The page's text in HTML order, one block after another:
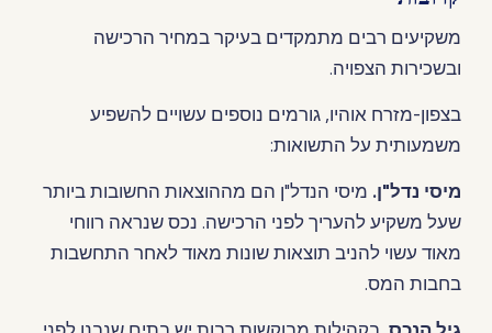
משקיעים רבים מתמקדים בעיקר במחיר הרכישה
ובשכירות הצפויה.
בצפון-מזרח אוהיו, גורמים נוספים עשויים להשפיע
משמעותית על התשואות:
מיסי נדל"ן. מיסי הנדל"ן הם מההוצאות החשובות ביותר
שעל משקיע להעריך לפני הרכישה. נכס שנראה רווחי
מאוד עשוי להניב תוצאות שונות מאוד לאחר התחשבות
בחבות המס.